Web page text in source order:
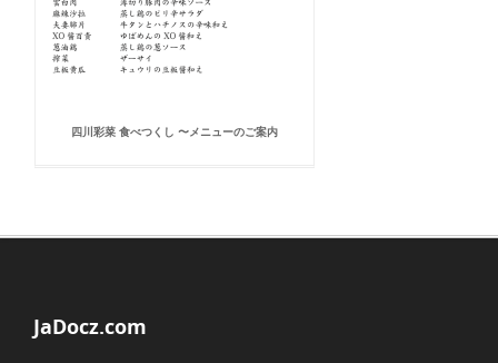
四川彩菜 食べつくし 〜メニューのご案内
JaDocz.com